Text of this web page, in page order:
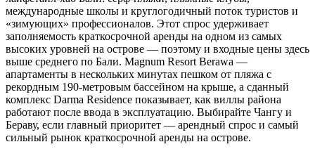
международные школы и круглогодичный поток туристов и
«зимующих» профессионалов. Этот спрос удерживает
заполняемость краткосрочной аренды на одном из самых
высоких уровней на острове — поэтому и входные цены здесь
выше среднего по Бали. Magnum Resort Berawa —
апартаменты в нескольких минутах пешком от пляжа с
рекордным 190-метровым бассейном на крыше, а сданный
комплекс Darma Residence показывает, как виллы района
работают после ввода в эксплуатацию. Выбирайте Чангу и
Бераву, если главный приоритет — арендный спрос и самый
сильный рынок краткосрочной аренды на острове.